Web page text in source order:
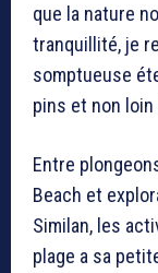
que la nature
tranquillité, je
somptueuse
pins et non
Entre
Beach et
Similan, les
plage a sa